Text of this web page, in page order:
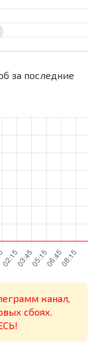
за последние
канал,
сбоях.